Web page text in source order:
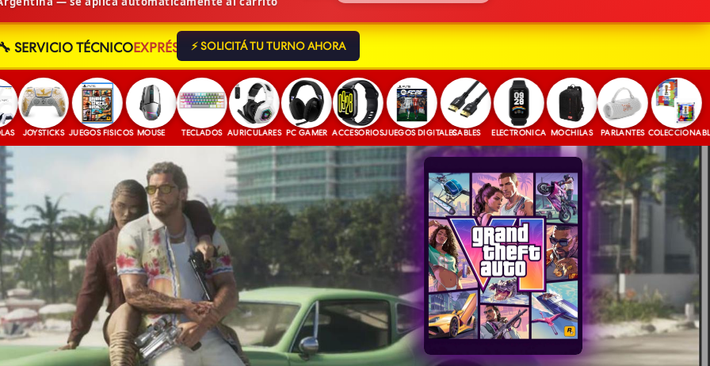
SERVICIO TÉCNICOEXPRÉS ⚡ SOLICITÁ TU TURNO AHORA
JUEGOS FISICOS MOUSE TECLADOS AURICULARES PC GAMER ACCESORIOSJUEGOS DIGITALESCABLES ELECTRONICA MOCHILAS PARLANTES COLECCIONABLES